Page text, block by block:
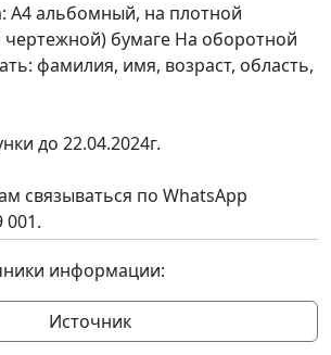
А4 альбомный, на плотной
бумаге На оборотной
фамилия, имя, возраст, область,
до 22.04.2024г.
связываться по WhatsApp
001.
информации:
Источник